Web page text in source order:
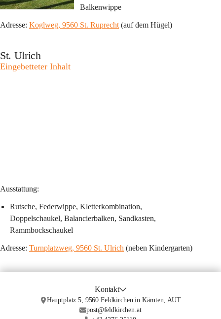
Balkenwippe
Adresse: Koglweg, 9560 St. Ruprecht (auf dem Hügel)
St. Ulrich
Eingebetteter Inhalt
Ausstattung:
Rutsche, Federwippe, Kletterkombination,
Doppelschaukel, Balancierbalken, Sandkasten,
Rammbockschaukel
Adresse: Turnplatzweg, 9560 St. Ulrich (neben Kindergarten)
Kontakt
Hauptplatz 5, 9560 Feldkirchen in Kärnten, AUT
post@feldkirchen.at